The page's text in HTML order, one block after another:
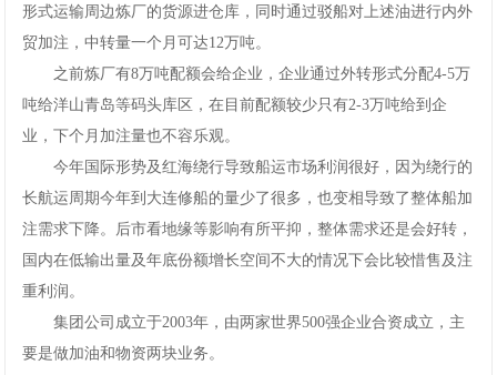
形式运输周边炼厂的货源进仓库，同时通过驳船对上述油进行内外
贸加注，中转量一个月可达12万吨。
之前炼厂有8万吨配额会给企业，企业通过外转形式分配4-5万
吨给洋山青岛等码头库区，在目前配额较少只有2-3万吨给到企
业，下个月加注量也不容乐观。
今年国际形势及红海绕行导致船运市场利润很好，因为绕行的
长航运周期今年到大连修船的量少了很多，也变相导致了整体船加
注需求下降。后市看地缘等影响有所平抑，整体需求还是会好转，
国内在低输出量及年底份额增长空间不大的情况下会比较惜售及注
重利润。
集团公司成立于2003年，由两家世界500强企业合资成立，主
要是做加油和物资两块业务。